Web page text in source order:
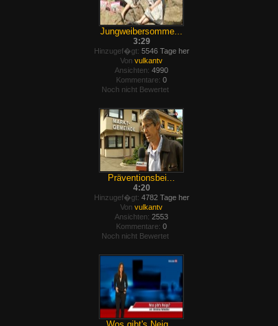
Jungweibersomme...
3:29
Hinzugef�gt: 5546 Tage her
Von vulkantv
Ansichten: 4990
Kommentare: 0
Noch nicht Bewertet
Präventionsbei...
4:20
Hinzugef�gt: 4782 Tage her
Von vulkantv
Ansichten: 2553
Kommentare: 0
Noch nicht Bewertet